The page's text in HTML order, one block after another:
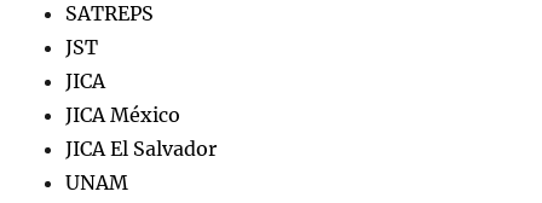
SATREPS
JST
JICA
JICA México
JICA El Salvador
UNAM